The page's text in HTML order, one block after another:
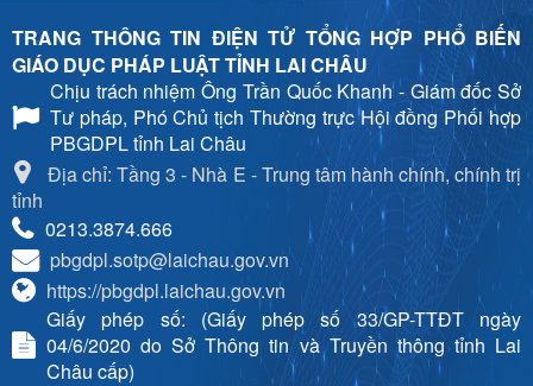
TRANG THÔNG TIN ĐIỆN TỬ TỔNG HỢP PHỔ BIẾN
GIÁO DỤC PHÁP LUẬT TỈNH LAI CHÂU
Chịu trách nhiệmÔng Trần Quốc Khanh - Giám đốc Sở
Tư pháp, Phó Chủ tịch Thường trực Hội đồng Phối hợp
PBGDPL tỉnh Lai Châu
Địa chỉ: Tầng 3 - Nhà E - Trung tâm hành chính, chính trị
tỉnh
0213.3874.666
pbgdpl.sotp@laichau.gov.vn
https://pbgdpl.laichau.gov.vn
Giấy phép số: (Giấy phép số 33/GP-TTĐT ngày
04/6/2020 do Sở Thông tin và Truyền thông tỉnh Lai
Châu cấp)